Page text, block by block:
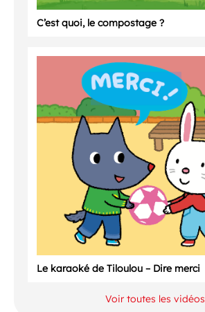
C’est quoi, le compostage ?
Le karaoké de Tiloulou – Dire merci
Voir toutes les vidéos